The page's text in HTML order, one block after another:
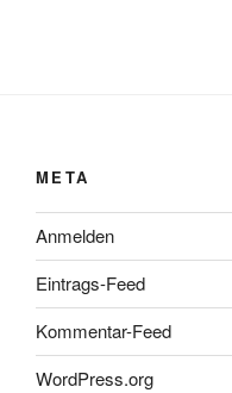
META
Anmelden
Eintrags-Feed
Kommentar-Feed
WordPress.org